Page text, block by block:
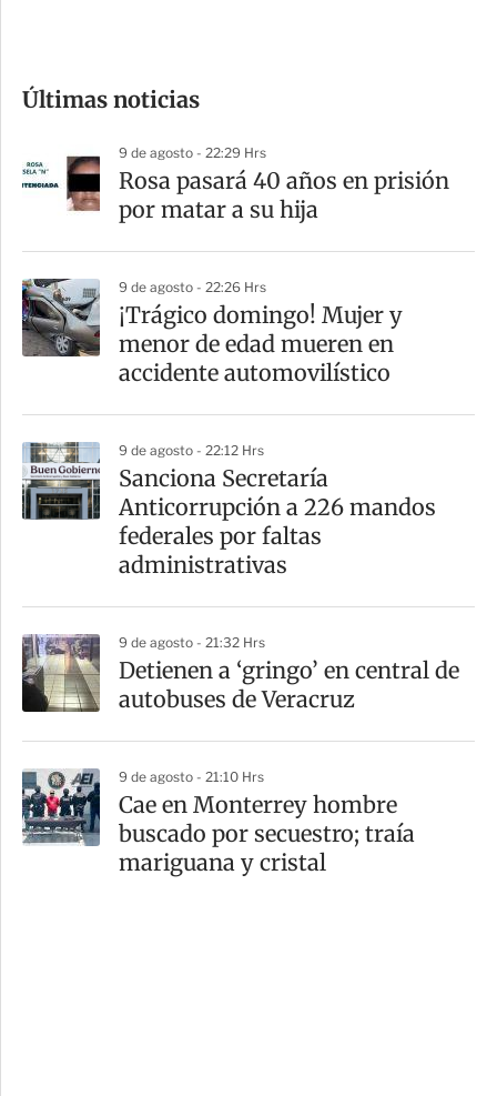
m
a
r
Últimas noticias
9 de agosto - 22:29 Hrs
Rosa pasará 40 años en prisión
por matar a su hija
9 de agosto - 22:26 Hrs
¡Trágico domingo! Mujer y
menor de edad mueren en
accidente automovilístico
9 de agosto - 22:12 Hrs
Sanciona Secretaría
Anticorrupción a 226 mandos
federales por faltas
administrativas
9 de agosto - 21:32 Hrs
Detienen a ‘gringo’ en central de
autobuses de Veracruz
9 de agosto - 21:10 Hrs
Cae en Monterrey hombre
buscado por secuestro; traía
mariguana y cristal